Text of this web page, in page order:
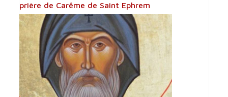
prière de Carême de Saint Ephrem